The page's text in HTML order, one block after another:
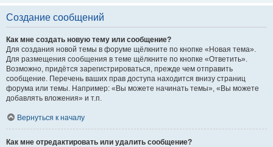
Создание сообщений
Как мне создать новую тему или сообщение?
Для создания новой темы в форуме щёлкните по кнопке «Новая тема».
Для размещения сообщения в теме щёлкните по кнопке «Ответить».
Возможно, придётся зарегистрироваться, прежде чем отправить
сообщение. Перечень ваших прав доступа находится внизу страниц
форума или темы. Например: «Вы можете начинать темы», «Вы можете
добавлять вложения» и т.п.
Вернуться к началу
Как мне отредактировать или удалить сообщение?